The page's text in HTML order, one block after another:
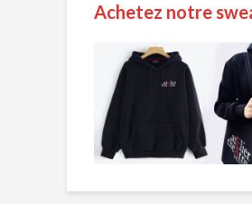
Achetez notre